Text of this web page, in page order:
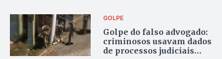
GOLPE
Golpe do falso advogado:
criminosos usavam dados
de processos judiciais